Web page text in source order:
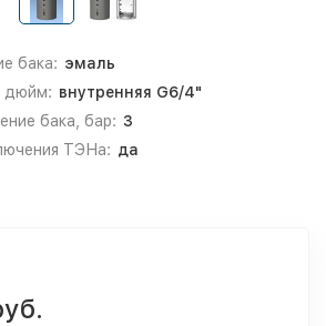
бака: эмаль
дюйм: внутренняя G6/4"
бака, бар: 3
ТЭНа: да